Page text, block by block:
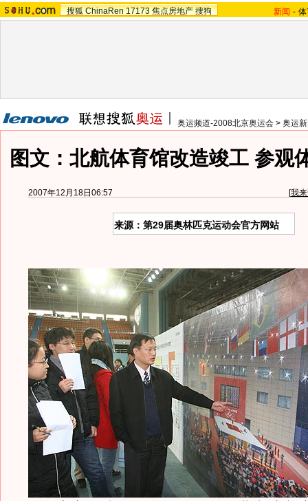
搜狐 ChinaRen 17173 焦点房地产 搜狗 新闻 -
奥运频道-2008北京奥运会 > 奥运
图文：北航体育馆改造竣工 参观
2007年12月18日06:57 [我
来源：第29届奥林匹克运动会官方网站